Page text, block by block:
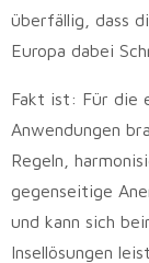
überfällig, dass
Europa dabei
Fakt ist: Für die
Anwendungen
Regeln,
gegenseitige
und kann sich
Insellösungen